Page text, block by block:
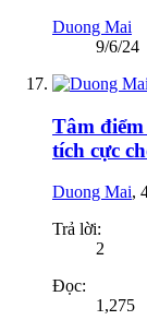
Duong Mai
9/6/24
Tâm
tích cực
Duong Mai,
Trả lời:
2
Đọc:
1,275